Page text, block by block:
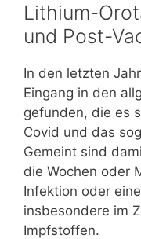
Lithium-
und Post-
In den letzten
Eingang in den
gefunden, die es
Covid und das
Gemeint sind
die Wochen oder
Infektion oder
insbesondere im
Impfstoffen.